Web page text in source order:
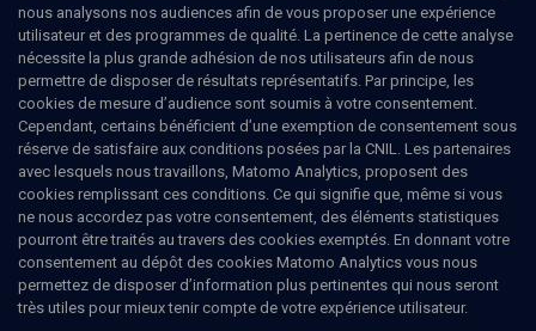
VIE JUIVE
Ecrire la vie de Jacques Derrida
Le philosophe de la déconstruction
Benoît
, écrivain
Enthoven , journaliste, philosophe
nous analysons nos audiences afin de vous proposer une expérience
utilisateur et des programmes de qualité. La pertinence de cette analyse
nécessite la plus grande adhésion de nos utilisateurs afin de nous
permettre de disposer de résultats représentatifs. Par principe, les
cookies de mesure d’audience sont soumis à votre consentement.
Cependant, certains bénéficient d’une exemption de consentement sous
réserve de satisfaire aux conditions posées par la CNIL. Les partenaires
avec lesquels nous travaillons, Matomo Analytics, proposent des
cookies remplissant ces conditions. Ce qui signifie que, même si vous
ne nous accordez pas votre consentement, des éléments statistiques
pourront être traités au travers des cookies exemptés. En donnant votre
consentement au dépôt des cookies Matomo Analytics vous nous
permettez de disposer d’information plus pertinentes qui nous seront
très utiles pour mieux tenir compte de votre expérience utilisateur.